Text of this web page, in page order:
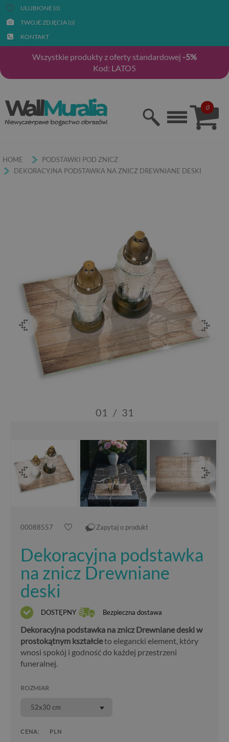
ULUBIONE (0)
TWOJE ZDJĘCIA (0)
KONTAKT
Wszystkie produkty z oferty standardowej -5%
Kod: LATO5
0
HOME
PODSTAWKI POD ZNICZ
DEKORACYJNA PODSTAWKA NA ZNICZ DREWNIANE DESKI
01 / 31
00088557 Zapytaj o produkt
Dekoracyjna podstawka
na znicz Drewniane
deski
DOSTĘPNY Bezpieczna dostawa
Dekoracyjna podstawka na znicz Drewniane deski w
prostokątnym kształcieto elegancki element, który
wnosi spokój i godność do każdej przestrzeni
funeralnej.
ROZMIAR
52x30 cm
CENA: PLN